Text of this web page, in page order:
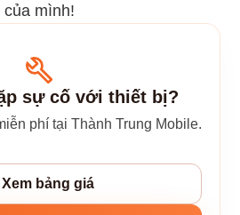
của mình!
sự cố với thiết bị?
phí tại Thành Trung Mobile.
Xem bảng giá